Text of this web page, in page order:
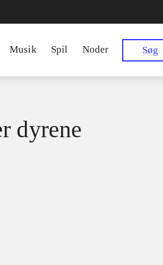
Musik Spil Noder Søg
dyrene